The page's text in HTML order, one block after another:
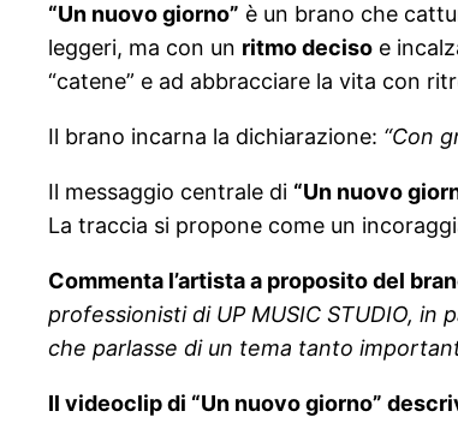
“Un nuovo giorno” è un brano che
leggeri, ma con un ritmo deciso e
“catene” e ad abbracciare la vita con
Il brano incarna la dichiarazione: “Con
Il messaggio centrale di “Un nuovo
La traccia si propone come un
Commenta l’artista a proposito del
professionisti di UP MUSIC STUDIO,
che parlasse di un tema tanto
Il videoclip di “Un nuovo giorno”